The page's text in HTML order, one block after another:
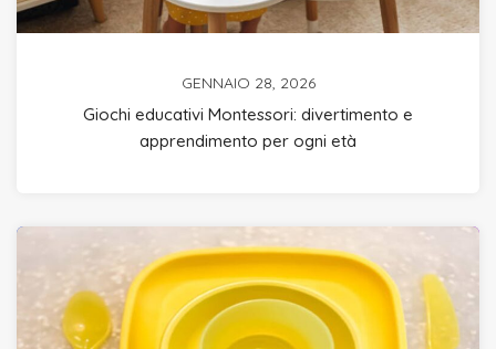
GENNAIO 28, 2026
Giochi educativi Montessori: divertimento e
apprendimento per ogni età